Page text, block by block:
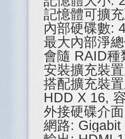
記憶體可擴
內部硬碟數:
最大內部淨
會隨 RAID種
安裝擴充裝
搭配擴充裝
HDD X 16,
外接硬碟介
網路: